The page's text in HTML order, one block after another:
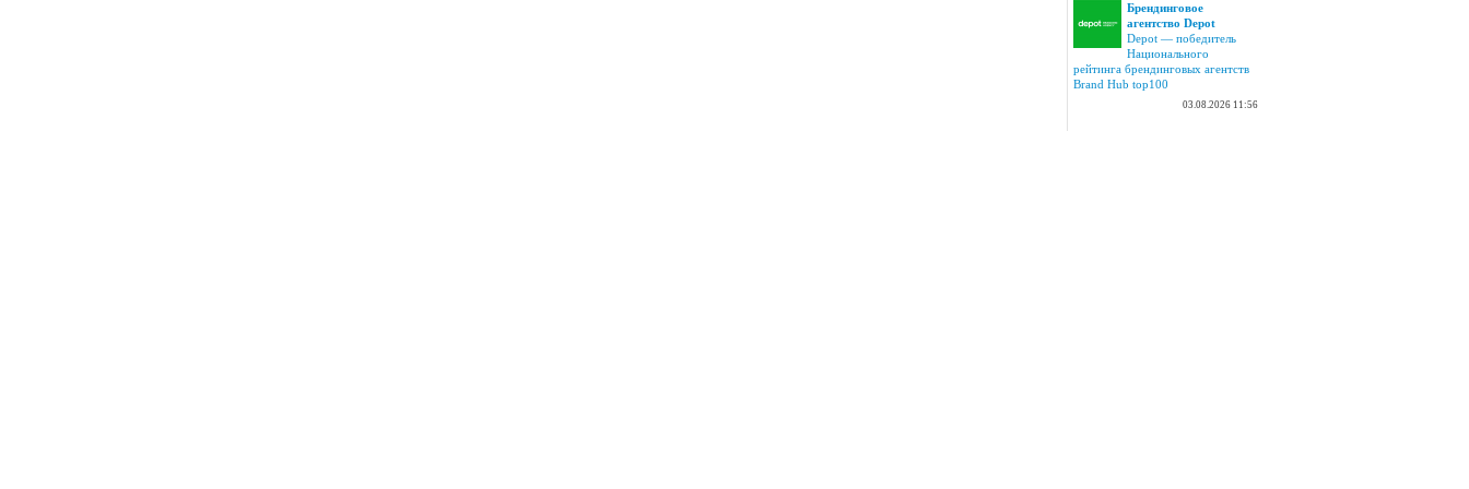
Брендинговое
агентство Depot
Depot — победитель
Национального
рейтинга брендинговых агентств
Brand Hub top100
03.08.2026 11:56